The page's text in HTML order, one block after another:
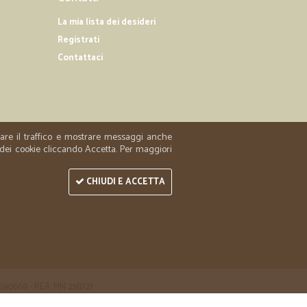
La mia lista dei desideri
Registrati
Contattaci
il traffico e mostrare messaggi anche
cookie cliccando Accetta. Per maggiori
CHIUDI E ACCETTA